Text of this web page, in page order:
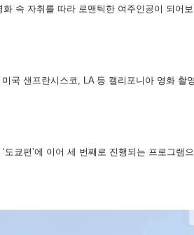
속 자취를 따라 로맨틱한 여주인공이 되어
국 샌프란시스코, LA 등 캘리포니아 영화 촬
쿄편’에 이어 세 번째로 진행되는 프로그램